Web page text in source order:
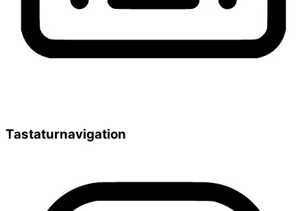
Tastaturnavigation